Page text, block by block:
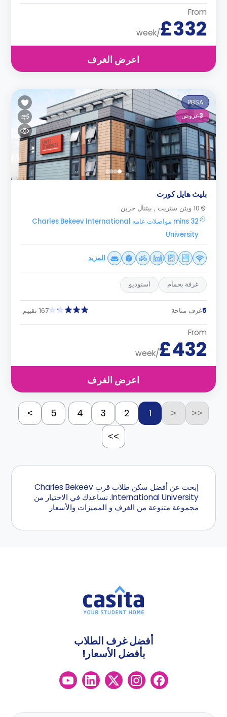
From
£332
/week
اعرض الغرف
PBSA
3عروض
بليث هايل كورت
10 ويتن ستريت , بيثنال جرين
32 mins مواصلات عامه Charles Bekeev International
University
المزيد
غرفة بحمام استوديو
5غرف متاحة 167 تقييم
From
£432
/week
اعرض الغرف
<<
<
1
2
3
4
...
5
>
>>
إبحث عن أفضل سكن طلاب قرب Charles Bekeev
International University. نساعدك في الاختيار من
مجموعة متنوعة من الغرف و المميزات والأسعار
أفضل غرف الطلاب
بأفضل الأسعار!